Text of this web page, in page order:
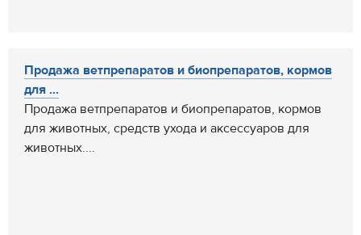
Продажа ветпрепаратов и биопрепаратов, кормов
для ...
Продажа ветпрепаратов и биопрепаратов, кормов
для животных, средств ухода и аксессуаров для
животных....